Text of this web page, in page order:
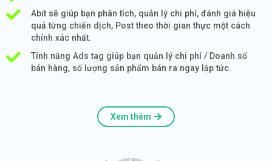
Abit sẽ giúp bạn phân tích, quản lý chi phí, đánh giá hiệu
quả từng chiến dịch, Post theo thời gian thực một cách
chính xác nhất.
Tính năng Ads tag giúp bạn quản lý chi phí / Doanh số
bán hàng, số lượng sản phẩm bán ra ngay lập tức.
Xem thêm